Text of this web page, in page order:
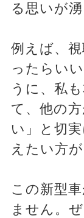
る思いが湧
例えば、
ったらい
うに、私
て、他の
い」と切
えたい方
この新型
ません。